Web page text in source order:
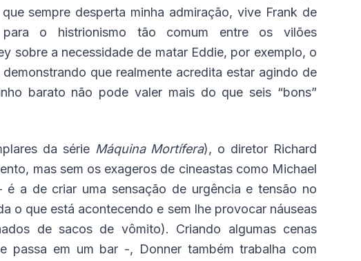
sempre desperta minha admiração, vive Frank de
o histrionismo tão comum entre os vilões
sobre a necessidade de matar Eddie, por exemplo, o
que realmente acredita estar agindo de
barato não pode valer mais do que seis “bons”
da série Máquina Mortífera), o diretor Richard
mas sem os exageros de cineastas como Michael
a de criar uma sensação de urgência e tensão no
o que está acontecendo e sem lhe provocar náuseas
de sacos de vômito). Criando algumas cenas
passa em um bar -, Donner também trabalha com